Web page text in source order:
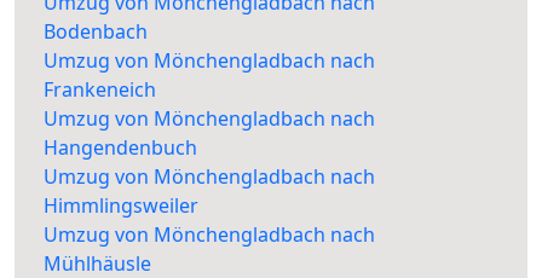
Bodenbach
Umzug von Mönchengladbach nach
Frankeneich
Umzug von Mönchengladbach nach
Hangendenbuch
Umzug von Mönchengladbach nach
Himmlingsweiler
Umzug von Mönchengladbach nach
Mühlhäusle